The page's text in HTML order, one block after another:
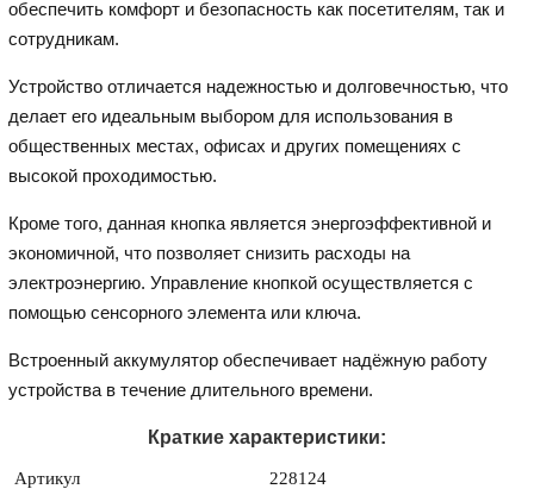
обеспечить комфорт и безопасность как посетителям, так и
сотрудникам.
Устройство отличается надежностью и долговечностью, что
делает его идеальным выбором для использования в
общественных местах, офисах и других помещениях с
высокой проходимостью.
Кроме того, данная кнопка является энергоэффективной и
экономичной, что позволяет снизить расходы на
электроэнергию. Управление кнопкой осуществляется с
помощью сенсорного элемента или ключа.
Встроенный аккумулятор обеспечивает надёжную работу
устройства в течение длительного времени.
Краткие характеристики:
Артикул
228124